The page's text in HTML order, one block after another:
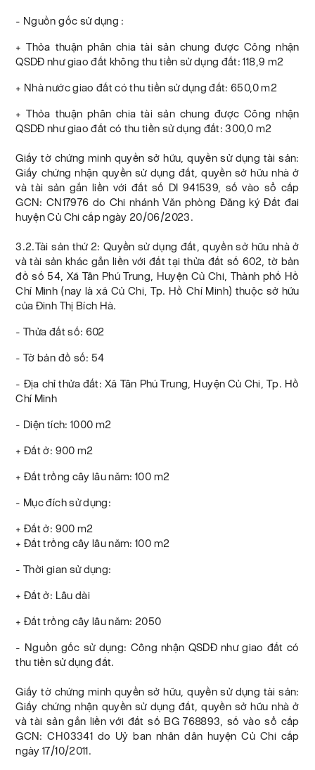
- Nguồn gốc sử dụng :
+ Thỏa thuận phân chia tài sản chung được Công nhận
QSDĐ như giao đất không thu tiền sử dụng đất: 118,9 m2
+ Nhà nước giao đất có thu tiền sử dụng đất: 650,0 m2
+ Thỏa thuận phân chia tài sản chung được Công nhận
QSDĐ như giao đất có thu tiền sử dụng đất: 300,0 m2
Giấy tờ chứng minh quyền sở hữu, quyền sử dụng tài sản:
Giấy chứng nhận quyền sử dụng đất, quyền sở hữu nhà ở
và tài sản gắn liền với đất số DI 941539, số vào sổ cấp
GCN: CN17976 do Chi nhánh Văn phòng Đăng ký Đất đai
huyện Củ Chi cấp ngày 20/06/2023.
3.2.Tài sản thứ 2: Quyền sử dụng đất, quyền sở hữu nhà ở
và tài sản khác gắn liền với đất tại thửa đất số 602, tờ bản
đồ số 54, Xã Tân Phú Trung, Huyện Củ Chi, Thành phố Hồ
Chí Minh (nay là xã Củ Chi, Tp. Hồ Chí Minh) thuộc sở hữu
của Đinh Thị Bích Hà.
- Thửa đất số: 602
- Tờ bản đồ số: 54
- Địa chỉ thửa đất: Xã Tân Phú Trung, Huyện Củ Chi, Tp. Hồ
Chí Minh
- Diện tích: 1000 m2
+ Đất ở: 900 m2
+ Đất trồng cây lâu năm: 100 m2
- Mục đích sử dụng:
+ Đất ở: 900 m2
+ Đất trồng cây lâu năm: 100 m2
- Thời gian sử dụng:
+ Đất ở: Lâu dài
+ Đất trồng cây lâu năm: 2050
- Nguồn gốc sử dụng: Công nhận QSDĐ như giao đất có
thu tiền sử dụng đất.
Giấy tờ chứng minh quyền sở hữu, quyền sử dụng tài sản:
Giấy chứng nhận quyền sử dụng đất, quyền sở hữu nhà ở
và tài sản gắn liền với đất số BG 768893, số vào sổ cấp
GCN: CH03341 do Uỷ ban nhân dân huyện Củ Chi cấp
ngày 17/10/2011.